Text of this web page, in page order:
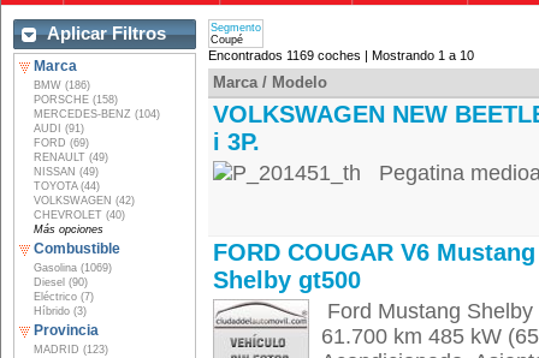
Aplicar Filtros
Marca
BMW (186)
PORSCHE (158)
MERCEDES-BENZ (104)
AUDI (91)
FORD (69)
RENAULT (49)
NISSAN (49)
TOYOTA (44)
VOLKSWAGEN (42)
CHEVROLET (40)
Más opciones
Combustible
Gasolina (1069)
Diesel (90)
Eléctrico (7)
Híbrido (3)
Provincia
MADRID (123)
Segmento
Coupé
Encontrados 1169 coches | Mostrando 1 a 10
Marca / Modelo
VOLKSWAGEN NEW
i 3P.
Pegatina
FORD COUGAR V6 Mustang
Shelby gt500
Ford Mustang
61.700 km 485 kW